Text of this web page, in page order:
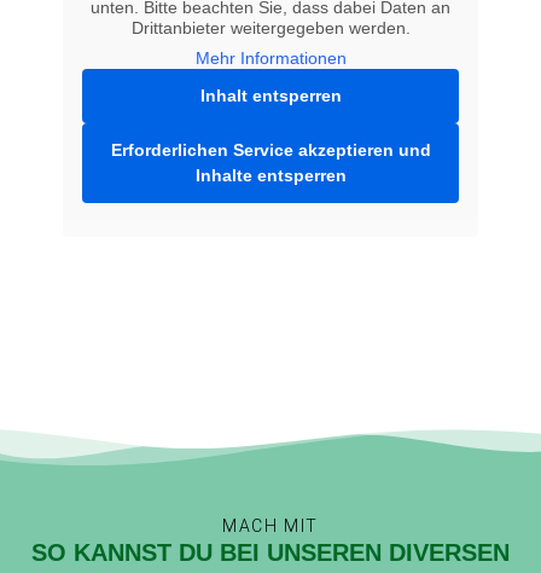
unten. Bitte beachten Sie, dass dabei Daten an
Drittanbieter weitergegeben werden.
Mehr Informationen
Inhalt entsperren
Erforderlichen Service akzeptieren und
Inhalte entsperren
MACH MIT
SO KANNST DU BEI UNSEREN DIVERSEN